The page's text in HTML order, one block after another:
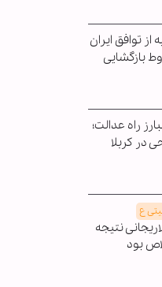
از توافق ایران
بازگشایی
راه عدالت؛
در کربلا
ع
نتیجه
بود